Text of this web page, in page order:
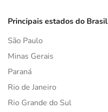
Principais estados do Brasil
São Paulo
Minas Gerais
Paraná
Rio de Janeiro
Rio Grande do Sul